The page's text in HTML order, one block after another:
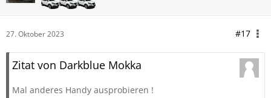
27. Oktober 2023 #17
Zitat von Darkblue Mokka
Mal anderes Handy ausprobieren !